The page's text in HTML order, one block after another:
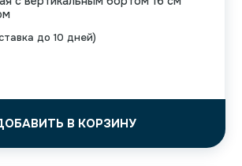
до 10 дней)
В КОРЗИНУ